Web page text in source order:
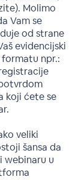
Molimo
Vam se
od strane
evidencijski
npr.:
koji ćete se
veliki
šansa da
webinaru u